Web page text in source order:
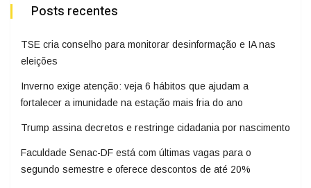
Posts recentes
TSE cria conselho para monitorar desinformação e IA nas
eleições
Inverno exige atenção: veja 6 hábitos que ajudam a
fortalecer a imunidade na estação mais fria do ano
Trump assina decretos e restringe cidadania por nascimento
Faculdade Senac-DF está com últimas vagas para o
segundo semestre e oferece descontos de até 20%